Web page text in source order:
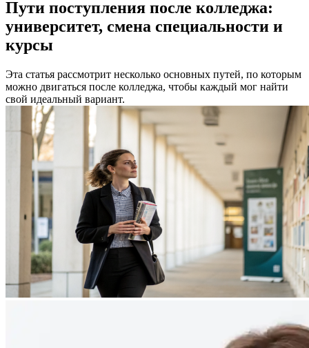
Пути поступления после колледжа:
университет, смена специальности и
курсы
Эта статья рассмотрит несколько основных путей, по которым
можно двигаться после колледжа, чтобы каждый мог найти
свой идеальный вариант.